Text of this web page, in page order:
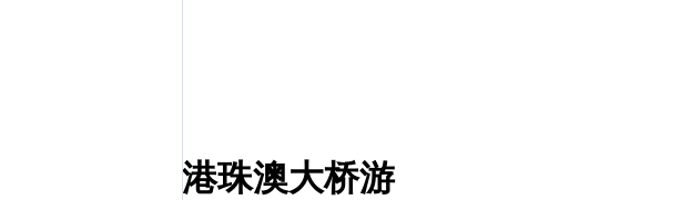
港珠澳大桥游